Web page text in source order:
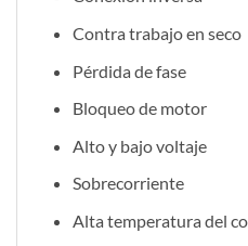
Contra trabajo en seco
Pérdida de fase
Bloqueo de motor
Alto y bajo voltaje
Sobrecorriente
Alta temperatura del